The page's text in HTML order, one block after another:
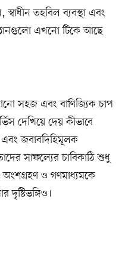
তহবিল ব্যবস্থা এবং
এখনো টিকে আছে
সহজ এবং বাণিজ্যিক চাপ
দেখিয়ে দেয় কীভাবে
জবাবদিহিমূলক
সাফল্যের চাবিকাঠি শুধু
ও গণমাধ্যমকে
দৃষ্টিভঙ্গিও।